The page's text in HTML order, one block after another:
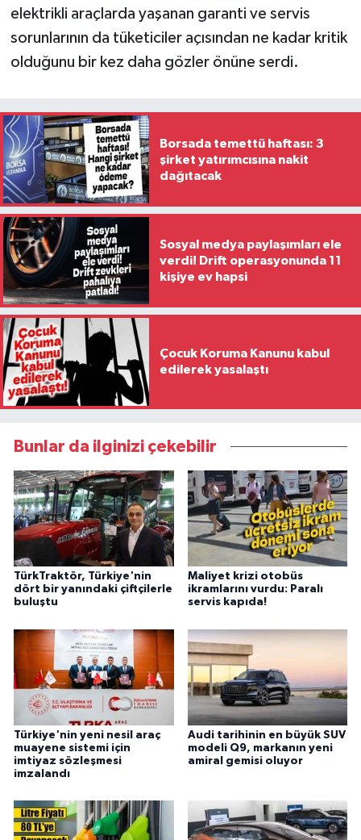
elektrikli araçlarda yaşanan garanti ve servis
sorunlarının da tüketiciler açısından ne kadar kritik
olduğunu bir kez daha gözler önüne serdi.
Borsada temettü haftası: 3
şirket yatırımcısına nakit
dağıtacak
Sosyal medya paylaşımları ele
verdi! Drift operasyonunda 11
kişiye ev hapsi
Çocuk Koruma Kanunu kabul
edilerek yasalaştı
Bunlar da ilginizi çekebilir
TürkTraktör, Türkiye'nin
dört bir yanındaki çiftçilerle
buluştu
Maliyet krizi otobüs
ikramlarını vurdu: Paralı
servis kapıda!
Türkiye'nin yeni nesil araç
muayene sistemi için
imtiyaz sözleşmesi
imzalandı
Audi tarihinin en büyük SUV
modeli Q9, markanın yeni
amiral gemisi oluyor